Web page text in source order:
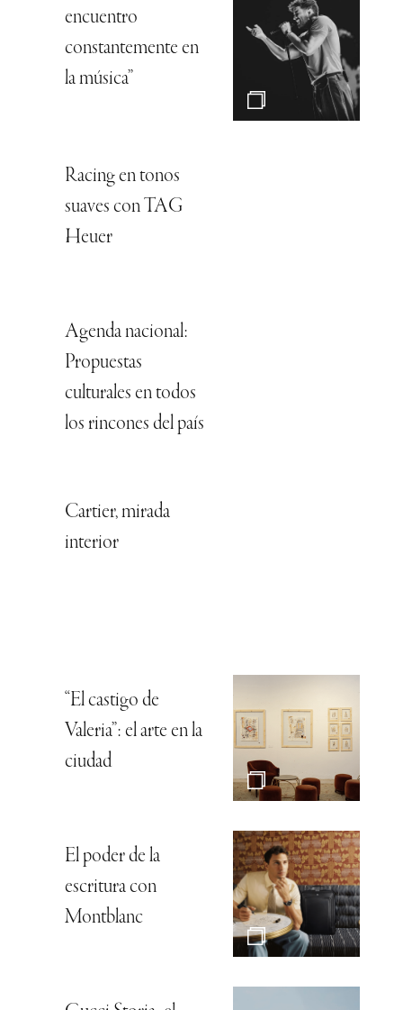
encuentro
constantemente en
la música”
Racing en tonos
suaves con TAG
Heuer
Agenda nacional:
Propuestas
culturales en todos
los rincones del país
Cartier, mirada
interior
“El castigo de
Valeria”: el arte en la
ciudad
El poder de la
escritura con
Montblanc